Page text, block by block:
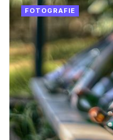
FOTOGRAFIE